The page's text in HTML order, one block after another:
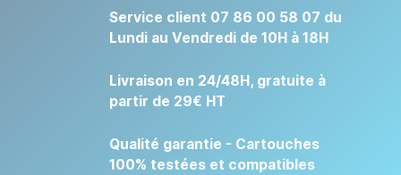
Service client 07 86 00 58 07 du
Lundi au Vendredi de 10H à 18H
Livraison en 24/48H, gratuite à
partir de 29€ HT
Qualité garantie - Cartouches
100% testées et compatibles